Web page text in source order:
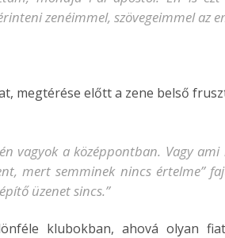
zenéimmel, szövegeimmel az
megtérése előtt a zene belső
vagyok a középpontban. Vagy
mert semminek nincs értelme”
üzenet sincs.”
klubokban, ahová olyan